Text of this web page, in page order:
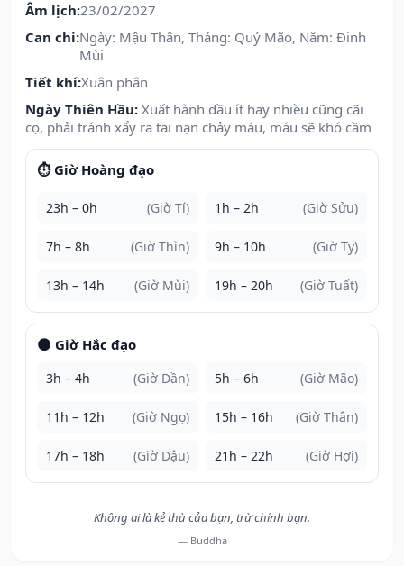
Âm lịch:23/02/2027
Can chi:Ngày: Mậu Thân, Tháng: Quý Mão, Năm: Đinh
Mùi
Tiết khí:Xuân phân
Ngày Thiên Hầu: Xuất hành dầu ít hay nhiều cũng cãi
cọ, phải tránh xẩy ra tai nạn chảy máu, máu sẽ khó cầm
⏱️ Giờ Hoàng đạo
23h – 0h (Giờ Tí) 1h – 2h (Giờ Sửu)
7h – 8h (Giờ Thìn) 9h – 10h (Giờ Tỵ)
13h – 14h (Giờ Mùi) 19h – 20h (Giờ Tuất)
🌑 Giờ Hắc đạo
3h – 4h (Giờ Dần) 5h – 6h (Giờ Mão)
11h – 12h (Giờ Ngọ) 15h – 16h (Giờ Thân)
17h – 18h (Giờ Dậu) 21h – 22h (Giờ Hợi)
Không ai là kẻ thù của bạn, trừ chính bạn.
— Buddha